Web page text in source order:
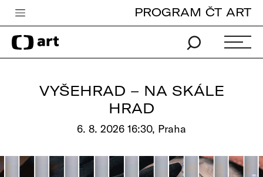
Česká televize
Zpravodajství
PROGRAM ČT ART
VYŠEHRAD – NA SKÁLE
HRAD
6. 8. 2026 16:30, Praha